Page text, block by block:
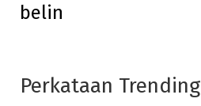
belin
Perkataan Trending